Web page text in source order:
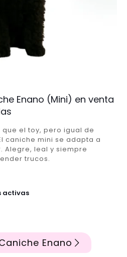
Enano (Mini) en venta
el toy, pero igual de
caniche mini se adapta a
Alegre, leal y siempre
trucos.
activas
Enano